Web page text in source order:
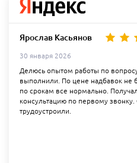
Ярослав Касьянов
30 января 2026
Делюсь опытом работы по
выполнили. По цене надбавок не
по срокам все нормально.
консультацию по первому
трудоустроили.